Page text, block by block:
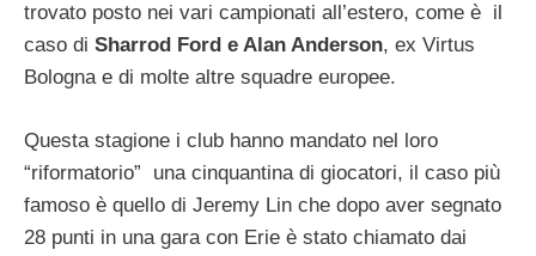
trovato posto nei vari campionati all’estero, come è il
caso di Sharrod Ford e Alan Anderson, ex Virtus
Bologna e di molte altre squadre europee.
Questa stagione i club hanno mandato nel loro
“riformatorio” una cinquantina di giocatori, il caso più
famoso è quello di Jeremy Lin che dopo aver segnato
28 punti in una gara con Erie è stato chiamato dai